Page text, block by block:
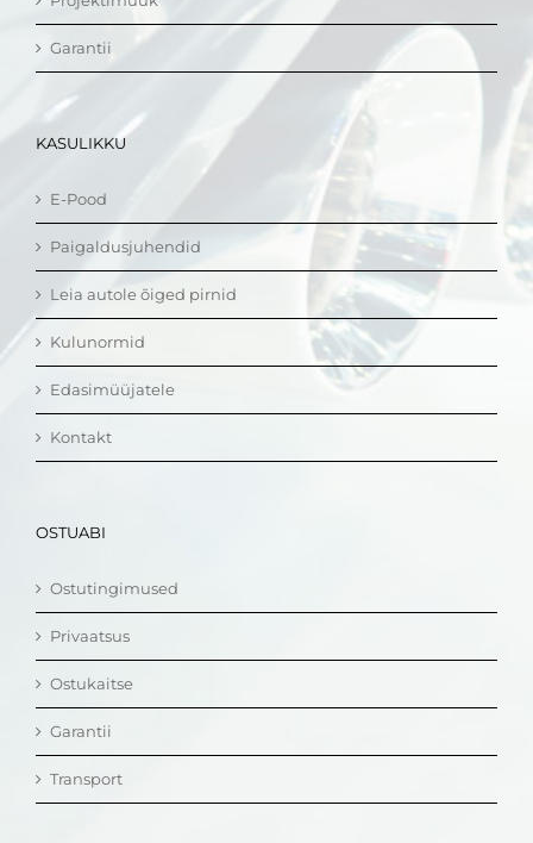
Garantii
KASULIKKU
E-Pood
Paigaldusjuhendid
Leia autole õiged pirnid
Kulunormid
Edasimüüjatele
Kontakt
OSTUABI
Ostutingimused
Privaatsus
Ostukaitse
Garantii
Transport